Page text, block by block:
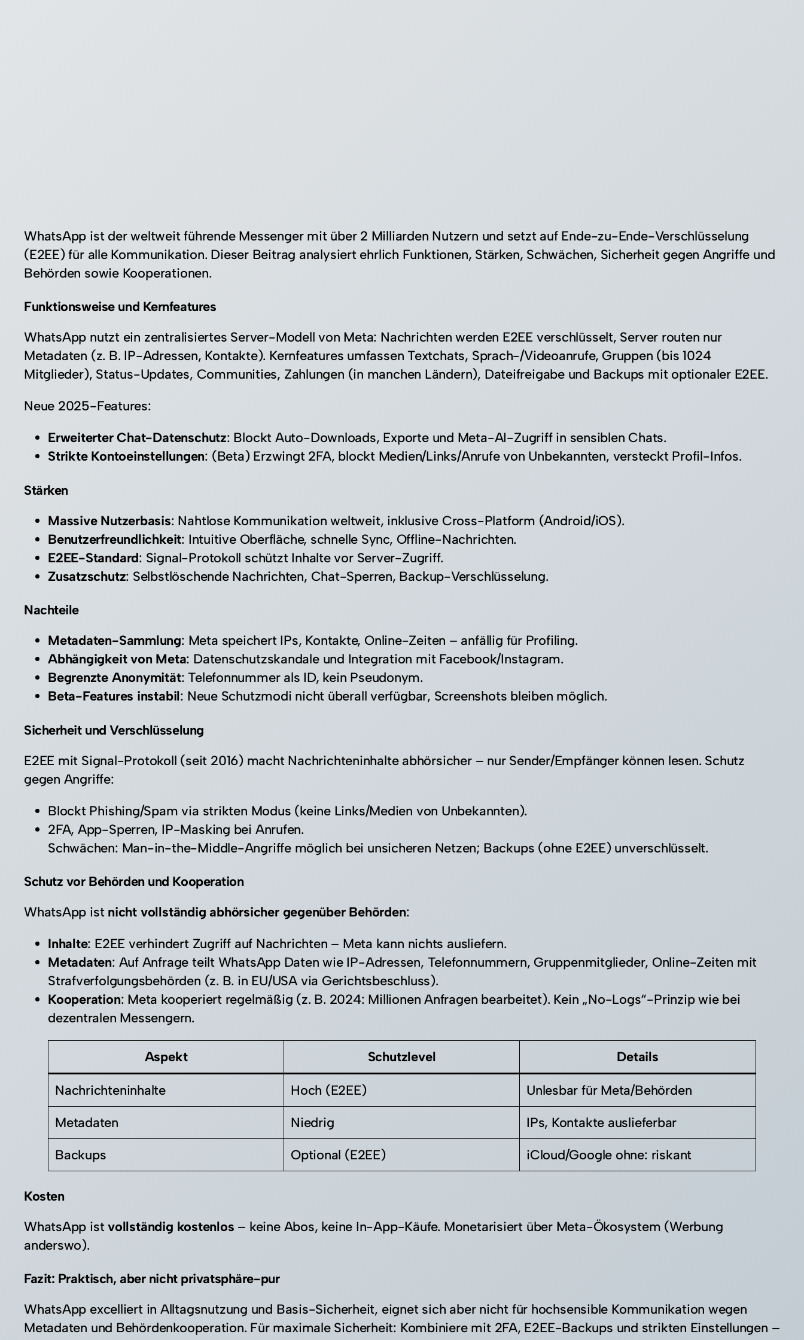
WhatsApp ist der weltweit führende Messenger mit über 2 Milliarden Nutzern und setzt auf Ende-zu-Ende-Verschlüsselung
(E2EE) für alle Kommunikation. Dieser Beitrag analysiert ehrlich Funktionen, Stärken, Schwächen, Sicherheit gegen Angriffe und
Behörden sowie Kooperationen.​
Funktionsweise und Kernfeatures
WhatsApp nutzt ein zentralisiertes Server-Modell von Meta: Nachrichten werden E2EE verschlüsselt, Server routen nur
Metadaten (z. B. IP-Adressen, Kontakte). Kernfeatures umfassen Textchats, Sprach-/Videoanrufe, Gruppen (bis 1024
Mitglieder), Status-Updates, Communities, Zahlungen (in manchen Ländern), Dateifreigabe und Backups mit optionaler E2EE.​
Neue 2025-Features:
Erweiterter Chat-Datenschutz: Blockt Auto-Downloads, Exporte und Meta-AI-Zugriff in sensiblen Chats.​
Strikte Kontoeinstellungen: (Beta) Erzwingt 2FA, blockt Medien/Links/Anrufe von Unbekannten, versteckt Profil-Infos.​
Stärken
Massive Nutzerbasis: Nahtlose Kommunikation weltweit, inklusive Cross-Platform (Android/iOS).​
Benutzerfreundlichkeit: Intuitive Oberfläche, schnelle Sync, Offline-Nachrichten.​
E2EE-Standard: Signal-Protokoll schützt Inhalte vor Server-Zugriff.​
Zusatzschutz: Selbstlöschende Nachrichten, Chat-Sperren, Backup-Verschlüsselung.
Nachteile
Metadaten-Sammlung: Meta speichert IPs, Kontakte, Online-Zeiten – anfällig für Profiling.​
Abhängigkeit von Meta: Datenschutzskandale und Integration mit Facebook/Instagram.​
Begrenzte Anonymität: Telefonnummer als ID, kein Pseudonym.​
Beta-Features instabil: Neue Schutzmodi nicht überall verfügbar, Screenshots bleiben möglich.​
Sicherheit und Verschlüsselung
E2EE mit Signal-Protokoll (seit 2016) macht Nachrichteninhalte abhörsicher – nur Sender/Empfänger können lesen. Schutz
gegen Angriffe:
Blockt Phishing/Spam via strikten Modus (keine Links/Medien von Unbekannten).​
2FA, App-Sperren, IP-Masking bei Anrufen.​
Schwächen: Man-in-the-Middle-Angriffe möglich bei unsicheren Netzen; Backups (ohne E2EE) unverschlüsselt.
Schutz vor Behörden und Kooperation
WhatsApp ist nicht vollständig abhörsicher gegenüber Behörden:
Inhalte: E2EE verhindert Zugriff auf Nachrichten – Meta kann nichts ausliefern.​
Metadaten: Auf Anfrage teilt WhatsApp Daten wie IP-Adressen, Telefonnummern, Gruppenmitglieder, Online-Zeiten mit
Strafverfolgungsbehörden (z. B. in EU/USA via Gerichtsbeschluss).​
Kooperation: Meta kooperiert regelmäßig (z. B. 2024: Millionen Anfragen bearbeitet). Kein „No-Logs“-Prinzip wie bei
dezentralen Messengern.​
Aspekt Schutzlevel Details​
Nachrichteninhalte Hoch (E2EE)
Unlesbar für Meta/Behörden
Metadaten
Niedrig
IPs, Kontakte auslieferbar
Backups
Optional (E2EE) iCloud/Google ohne: riskant
Kosten
WhatsApp istvollständig kostenlos – keine Abos, keine In-App-Käufe. Monetarisiert über Meta-Ökosystem (Werbung
anderswo).​
Fazit: Praktisch, aber nicht privatsphäre-pur
WhatsApp excelliert in Alltagsnutzung und Basis-Sicherheit, eignet sich aber nicht für hochsensible Kommunikation wegen
Metadaten und Behördenkooperation. Für maximale Sicherheit: Kombiniere mit 2FA, E2EE-Backups und strikten Einstellungen –